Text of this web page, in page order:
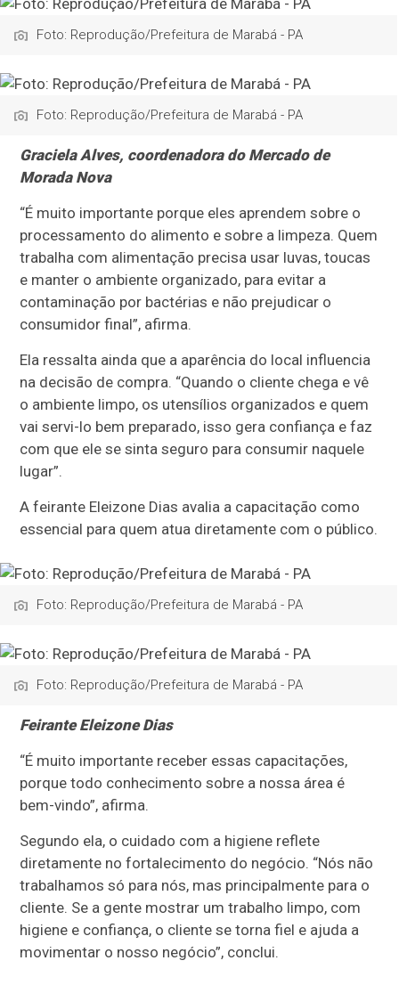
Foto: Reprodução/Prefeitura de Marabá - PA
Foto: Reprodução/Prefeitura de Marabá - PA
Graciela Alves, coordenadora do Mercado de
Morada Nova
“É muito importante porque eles aprendem sobre o
processamento do alimento e sobre a limpeza. Quem
trabalha com alimentação precisa usar luvas, toucas
e manter o ambiente organizado, para evitar a
contaminação por bactérias e não prejudicar o
consumidor final”, afirma.
Ela ressalta ainda que a aparência do local influencia
na decisão de compra. “Quando o cliente chega e vê
o ambiente limpo, os utensílios organizados e quem
vai servi-lo bem preparado, isso gera confiança e faz
com que ele se sinta seguro para consumir naquele
lugar”.
A feirante Eleizone Dias avalia a capacitação como
essencial para quem atua diretamente com o público.
Foto: Reprodução/Prefeitura de Marabá - PA
Foto: Reprodução/Prefeitura de Marabá - PA
Feirante Eleizone Dias
“É muito importante receber essas capacitações,
porque todo conhecimento sobre a nossa área é
bem-vindo”, afirma.
Segundo ela, o cuidado com a higiene reflete
diretamente no fortalecimento do negócio. “Nós não
trabalhamos só para nós, mas principalmente para o
cliente. Se a gente mostrar um trabalho limpo, com
higiene e confiança, o cliente se torna fiel e ajuda a
movimentar o nosso negócio”, conclui.